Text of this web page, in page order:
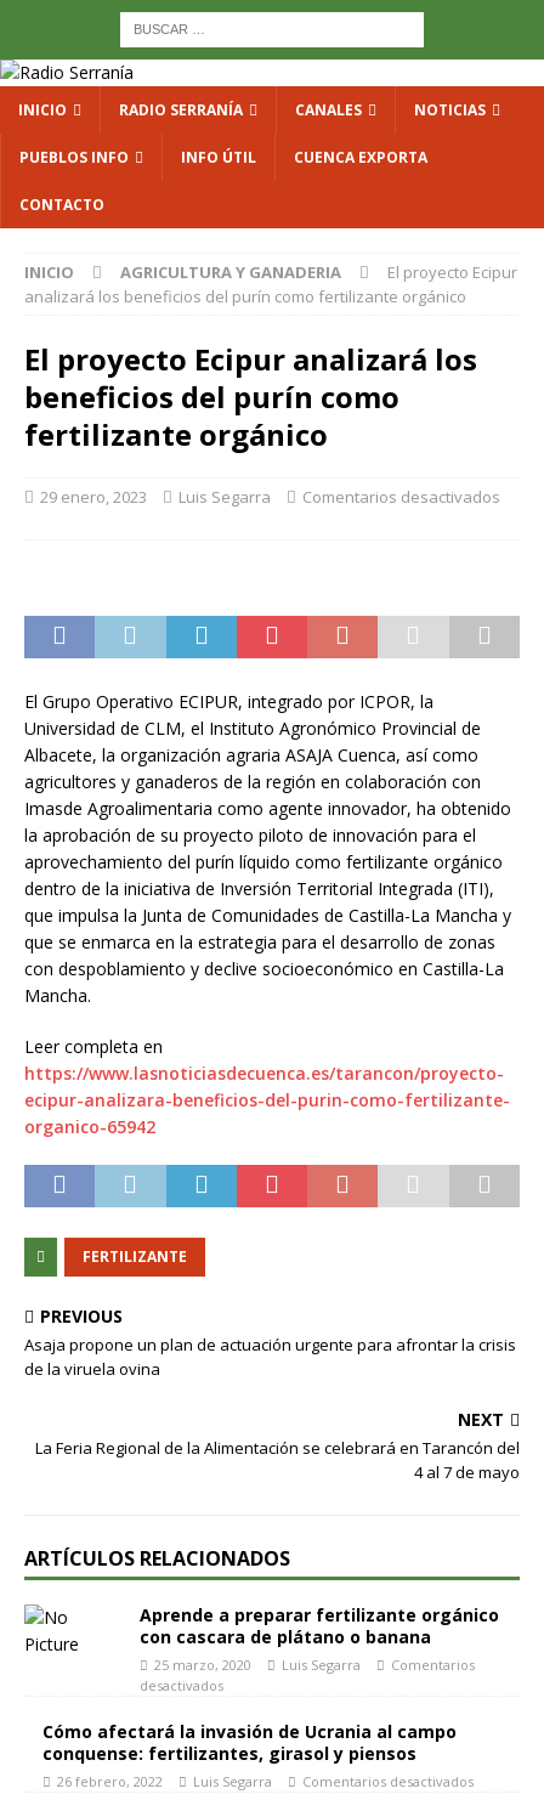
INICIO RADIO SERRANÍA CANALES NOTICIAS
PUEBLOS INFO INFO ÚTIL CUENCA EXPORTA
CONTACTO
INICIO AGRICULTURA Y GANADERIA
El proyecto Ecipur
analizará los beneficios del purín como fertilizante orgánico
El proyecto Ecipur analizará los
beneficios del purín como
fertilizante orgánico
29 enero, 2023 Luis Segarra Comentarios desactivados
El Grupo Operativo ECIPUR, integrado por ICPOR, la
Universidad de CLM, el Instituto Agronómico Provincial de
Albacete, la organización agraria ASAJA Cuenca, así como
agricultores y ganaderos de la región en colaboración con
Imasde Agroalimentaria como agente innovador, ha obtenido
la aprobación de su proyecto piloto de innovación para el
aprovechamiento del purín líquido como fertilizante orgánico
dentro de la iniciativa de Inversión Territorial Integrada (ITI),
que impulsa la Junta de Comunidades de Castilla-La Mancha y
que se enmarca en la estrategia para el desarrollo de zonas
con despoblamiento y declive socioeconómico en Castilla-La
Mancha.
Leer completa en
https://www.lasnoticiasdecuenca.es/tarancon/proyecto-
ecipur-analizara-beneficios-del-purin-como-fertilizante-
organico-65942
FERTILIZANTE
PREVIOUS
Asaja propone un plan de actuación urgente para afrontar la crisis
de la viruela ovina
NEXT
La Feria Regional de la Alimentación se celebrará en Tarancón del
4 al 7 de mayo
ARTÍCULOS RELACIONADOS
Aprende a preparar fertilizante orgánico
con cascara de plátano o banana
25 marzo, 2020 Luis Segarra
Comentarios
desactivados
Cómo afectará la invasión de Ucrania al campo
conquense: fertilizantes, girasol y piensos
26 febrero, 2022 Luis Segarra Comentarios desactivados